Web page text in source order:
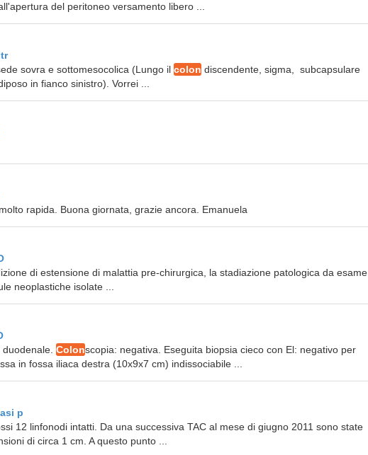
del peritoneo versamento libero ...
sovra e sottomesocolica (Lungo il colon discendente, sigma, subcapsulare
in fianco sinistro). Vorrei ...
rapida. Buona giornata, grazie ancora. Emanuela
di estensione di malattia pre-chirurgica, la stadiazione patologica da esame
neoplastiche isolate ...
Colonscopia: negativa. Eseguita biopsia cieco con El: negativo per
in fossa iliaca destra (10x9x7 cm) indissociabile ...
p
12 linfonodi intatti. Da una successiva TAC al mese di giugno 2011 sono state
di circa 1 cm. A questo punto ...